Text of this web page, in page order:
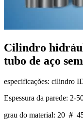
Cilindro
tubo de aço
especificações: cilindro
Espessura da parede: 2-
grau do material: 20 ＃